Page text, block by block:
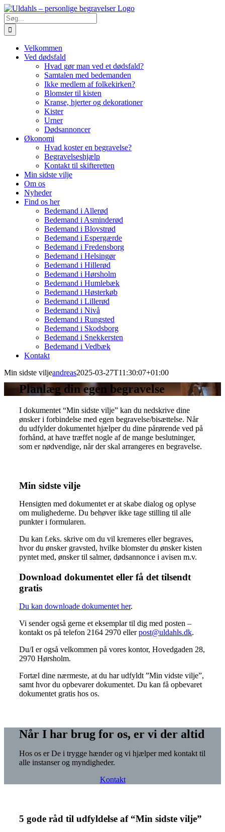
Skip
to
content
Søg
efter:
Velkommen
Ved dødsfald
Hvad gør man ved et dødsfald?
Samtalen med bedemanden
Ikke medlem af folkekirken?
Blomster til kisten
Kranse, hjerter og dekorationer
Kister
Urner
Dødsannoncer
Økonomi
Hvad koster en begravelse?
Begravelseshjælp
Kontakt til skifteretten
Min sidste vilje
Om os
Nyheder
Find os her
Bedemand i Allerød
Bedemand i Asminderød
Bedemand i Blovstrød
Bedemand i Espergærde
Bedemand i Fredensborg
Bedemand i Helsingør
Bedemand i Hillerød
Bedemand i Hørsholm
Bedemand i Humlebæk
Bedemand i Høsterkøb
Bedemand i Lillerød
Bedemand i Nivå
Bedemand i Rungsted
Bedemand i Skodsborg
Bedemand i Snekkersten
Bedemand i Vedbæk
Kontakt
Min sidste viljeandreas2025-03-27T11:30:07+01:00
Planlæg din egen begravelse
I dokumentet “Min sidste vilje” kan du nedskrive dine
ønsker i forbindelse med egen begravelse/bisættelse. Når
du udfylder dokumentet hjælper du dine pårørende ved på
forhånd, at have træffet nogle af de mange beslutninger,
som er nødvendige, når der skal arrangeres en begravelse.
Min sidste vilje
Hensigten med dokumentet er at skabe dialog og oplyse
om mulighederne. Du behøver ikke tage stilling til alle
punkter i formularen.
Du kan f.eks. skrive om du vil kremeres eller begraves,
hvor du ønsker gravsted, hvilke blomster du ønsker kisten
pyntet med, ønsker til salmer, dødsannonce i avisen m.v.
Download dokumentet eller få det tilsendt
gratis
Du kan downloade dokumentet her.
Vi sender også gerne et eksemplar til dig med posten –
kontakt os på telefon 2164 2970 ellerpost@uldahls.dk.
Du/I er også velkommen på vores kontor, Hovedgaden 28,
2970 Hørsholm.
Fortæl dine nærmeste, at du har udfyldt ”Min vidste vilje”,
samt hvor du opbevarer dokumentet. Du kan få opbevaret
dokumentet gratis hos os.
Når I har brug for os, er vi der altid
Hos os er De i trygge hænder og vi hjælper med kontakt til
alle instanser og myndigheder.
Kontakt
5 gode råd til udfyldelse af “Min sidste vilje”